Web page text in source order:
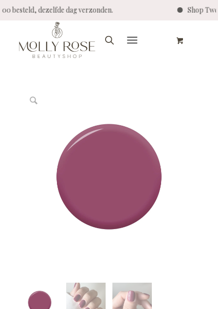
besteld, dezelfde dag verzonden. Shop